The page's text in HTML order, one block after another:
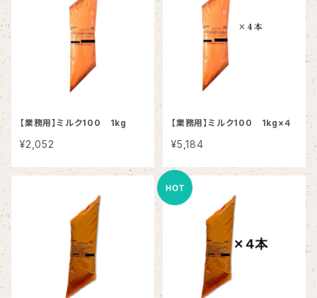
【業務用】ミルク100 1kg
¥2,052
【業務用】ミルク100 1kg×４
¥5,184